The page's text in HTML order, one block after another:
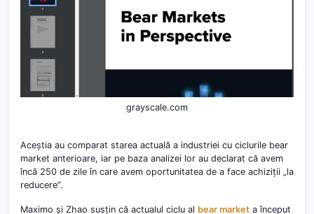
grayscale.com
Aceștia au comparat starea actuală a industriei cu ciclurile bear
market anterioare, iar pe baza analizei lor au declarat că avem
încă 250 de zile în care avem oportunitatea de a face achiziții „la
reducere”.
Maximo și Zhao susțin că actualul ciclu al bear market a început